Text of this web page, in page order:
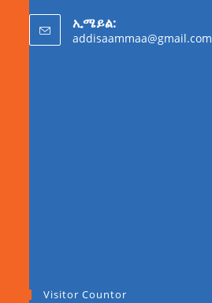
ኢሜይል:
addisaammaa@gmail.com
Visitor Countor